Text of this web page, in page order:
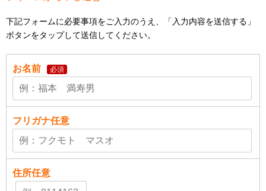
下記フォームに必要事項をご入力のうえ、「入力内容を送信する」
ボタンをタップして送信してください。
お名前 必須
フリガナ任意
住所任意